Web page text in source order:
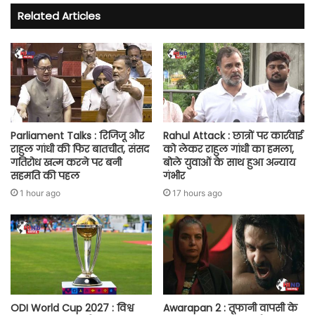
Related Articles
Parliament Talks : रिजिजू और
राहुल गांधी की फिर बातचीत, संसद
गतिरोध खत्म करने पर बनी
सहमति की पहल
1 hour ago
Rahul Attack : छात्रों पर कार्रवाई
को लेकर राहुल गांधी का हमला,
बोले युवाओं के साथ हुआ अन्याय
गंभीर
17 hours ago
ODI World Cup 2027 : विश्व
Awarapan 2 : तूफानी वापसी के